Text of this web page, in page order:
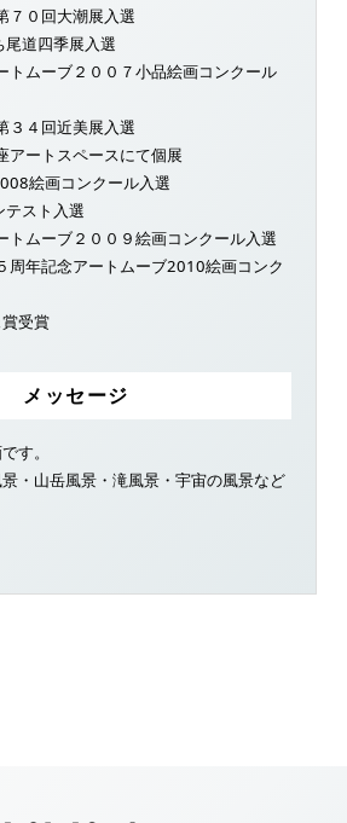
７０回大潮展入選
尾道四季展入選
トムーブ２００７小品絵画コンクール
３４回近美展入選
アートスペースにて個展
絵画コンクール入選
テスト入選
トムーブ２００９絵画コンクール入選
周年記念アートムーブ2010絵画コンク
受賞
メッセージ
す。
・山岳風景・滝風景・宇宙の風景など